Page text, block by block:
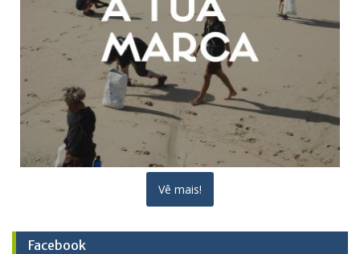
Vê mais!
Facebook